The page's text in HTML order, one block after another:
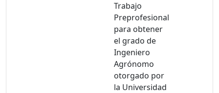
Trabajo
Preprofesional
para obtener
el grado de
Ingeniero
Agrónomo
otorgado por
la Universidad